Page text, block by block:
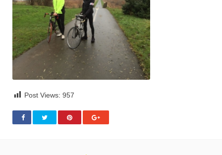
Post Views: 957